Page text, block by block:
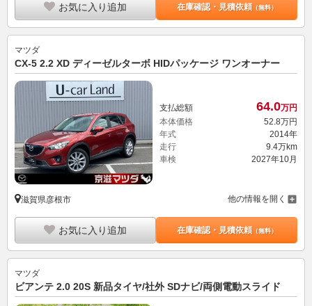
お気に入り追加 在庫確認・見積依頼（無料）
マツダ
CX-5 2.2 XD ディーゼルターボ HIDパッケージ ワンオーナー
支払総額 64.0万円
本体価格
52.8万円
年式
2014年
走行
9.4万km
車検
2027年10月
滋賀県彦根市 他の情報を開く
お気に入り追加 在庫確認・見積依頼（無料）
マツダ
ビアンテ 2.0 20S 新品タイヤ/社外 SDナビ/両側電動スライド